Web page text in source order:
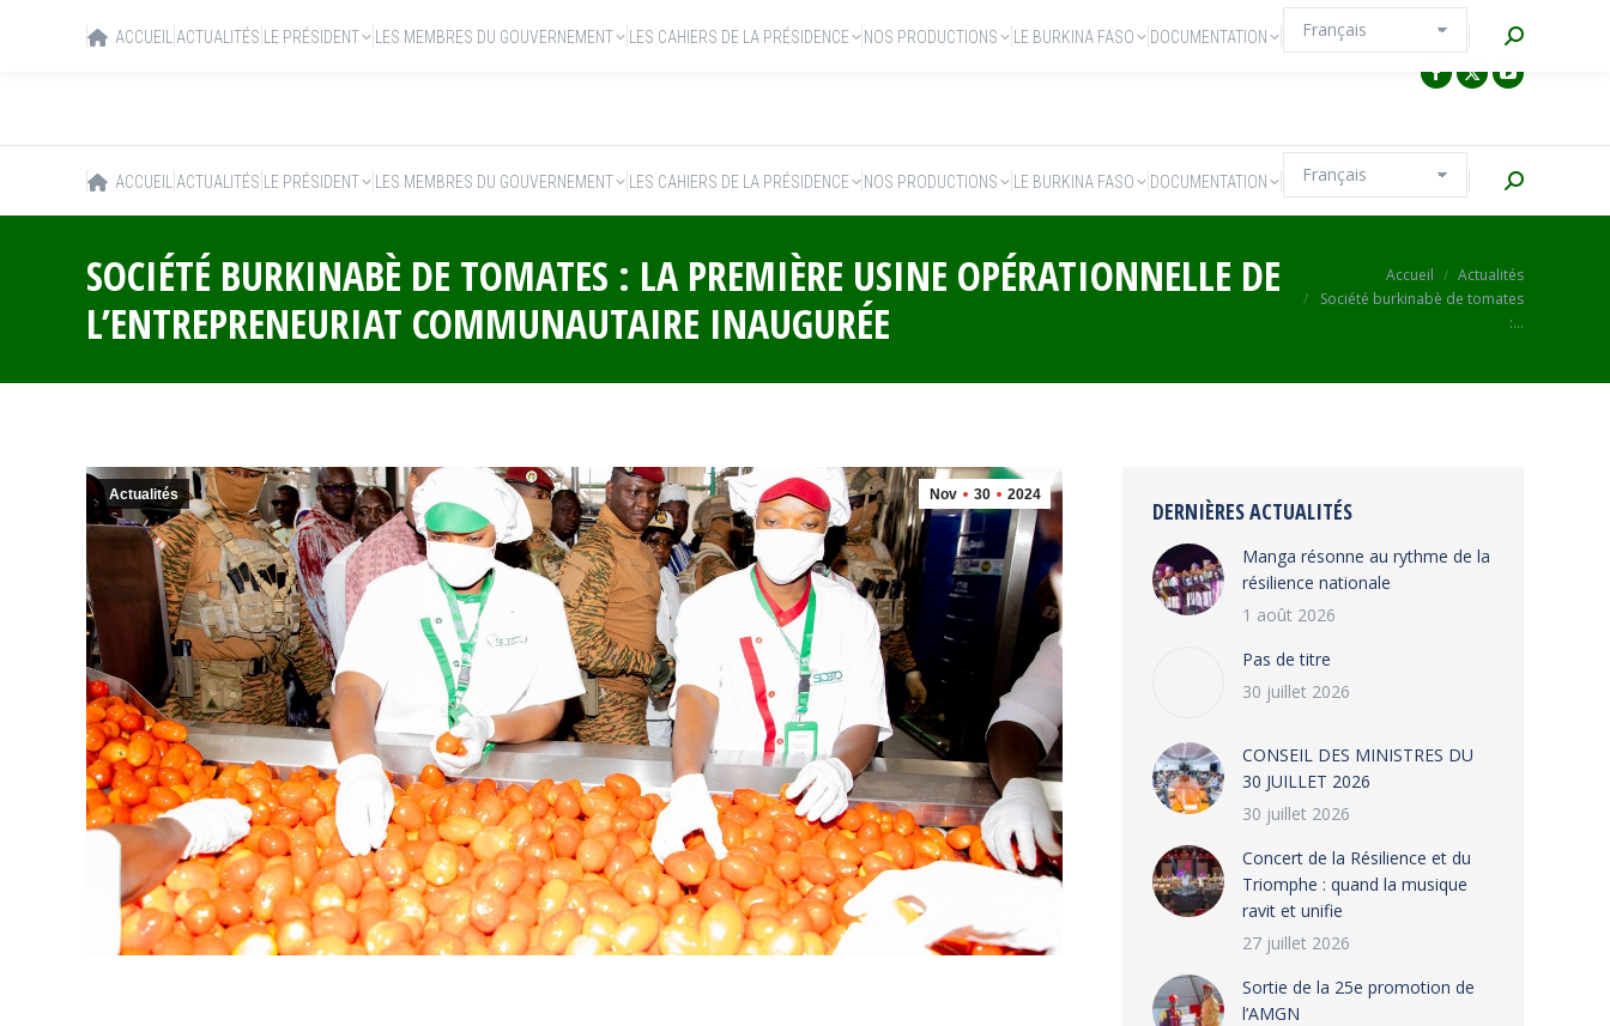
ACCUEIL ACTUALITÉS LE PRÉSIDENT LES MEMBRES DU GOUVERNEMENT LES CAHIERS DE LA PRÉSIDENCE NOS PRODUCTIONS LE BURKINA FASO DOCUMENTATION Recherche
SOCIÉTÉ BURKINABÈ DE TOMATES : LA PREMIÈRE USINE OPÉRATIONNELLE DE
L’ENTREPRENEURIAT COMMUNAUTAIRE INAUGURÉE
Vous êtes ici :Accueil
Actualités
Société burkinabè de tomates
:…
Nov 30 2024
Actualités
DERNIÈRES ACTUALITÉS
Manga résonne au rythme de la
résilience nationale
1 août 2026
Pas de titre
30 juillet 2026
CONSEIL DES MINISTRES DU
30 JUILLET 2026
30 juillet 2026
‎​Concert de la Résilience et du
Triomphe : quand la musique
ravit et unifie
27 juillet 2026
‎Sortie de la 25e promotion de
l’AMGN
ACCUEIL ACTUALITÉS LE PRÉSIDENT LES MEMBRES DU GOUVERNEMENT LES CAHIERS DE LA PRÉSIDENCE NOS PRODUCTIONS LE BURKINA FASO DOCUMENTATION Recherche